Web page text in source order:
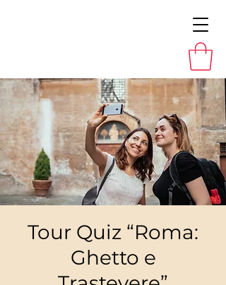
Tour Quiz “Roma:
Ghetto e